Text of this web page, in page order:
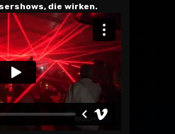
die wirken.